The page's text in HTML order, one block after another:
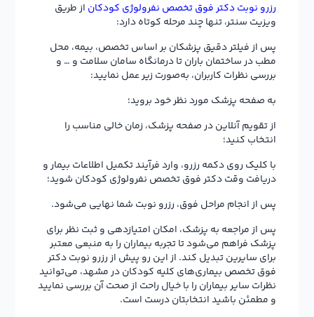
رزرو نوبت دکتر فوق تخصص نفرولوژی کودکان از طریق
ویزیت سنتر، تنها چند مرحله کوتاه دارد:
پس از فیلتر دقیق پزشکان بر اساس تخصص، بیمه، محل
مطب در ساختمان باران تا درمانگاه سامان سلامت و … و
بررسی نظرات کاربران، به‌صورت زیر عمل نمایید:
به صفحه پزشک مورد نظر خود بروید؛
از تقویم آنلاین در صفحه پزشک، زمان خالی مناسب را
انتخاب کنید؛
با کلیک روی دکمه رزرو، وارد فرآیند تکمیل اطلاعات بیمار و
دریافت وقت دکتر فوق تخصص نفرولوژی کودکان شوید؛
پس از انجام مراحل فوق، رزرو نوبت شما نهایی می‌شود.
پس از مراجعه به پزشک، امکان امتیازدهی و ثبت نظر برای
پزشک فراهم می‌شود تا تجربه بیماران را به منبعی معتبر
برای سایرین تبدیل کند. از این رو پیش از رزرو نوبت دکتر
فوق تخصص بیماری‌های کلیه کودکان در مشهد، می‌توانید
نظرات سایر بیماران را با خیال راحت از صحت آن بررسی نمایید
و مطمئن باشید انتخابتان درست است.